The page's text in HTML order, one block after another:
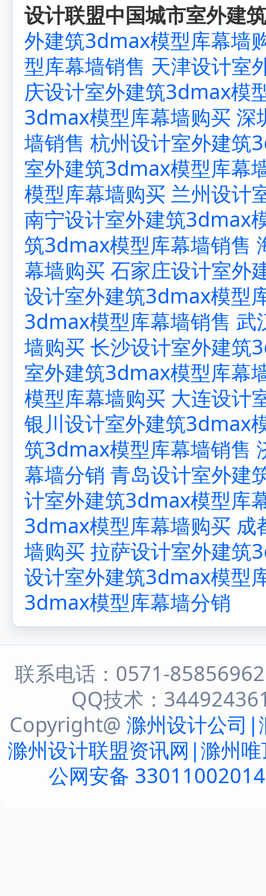
设计联盟中国城市室外建
外建筑3dmax模型库幕墙
型库幕墙销售 天津设计室
庆设计室外建筑3dmax模
3dmax模型库幕墙购买 深
墙销售 杭州设计室外建筑
室外建筑3dmax模型库幕
模型库幕墙购买 兰州设计
南宁设计室外建筑3dmax
筑3dmax模型库幕墙销售
幕墙购买 石家庄设计室外
设计室外建筑3dmax模型
3dmax模型库幕墙销售 武
墙购买 长沙设计室外建筑
室外建筑3dmax模型库幕
模型库幕墙购买 大连设计
银川设计室外建筑3dmax
筑3dmax模型库幕墙销售
幕墙分销 青岛设计室外建
计室外建筑3dmax模型库
3dmax模型库幕墙购买 成
墙购买 拉萨设计室外建筑
设计室外建筑3dmax模型
3dmax模型库幕墙分销
联系电话：0571-
QQ技术：
Copyright@ 滁州设计公司|
滁州设计联盟资讯网|滁州
公网安备